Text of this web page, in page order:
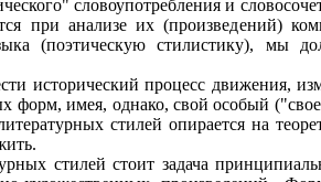
словоупотребления и
при анализе их (произведений)
(поэтическую стилистику), мы
исторический процесс движения,
форм, имея, однако, свой особый
стилей опирается на
стилей стоит задача